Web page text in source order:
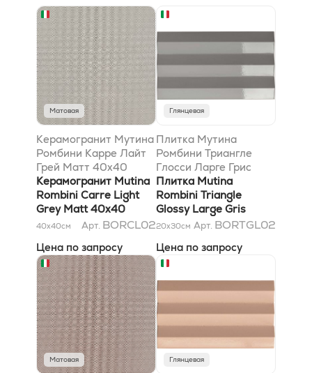
Матовая
Керамогранит Мутина
Ромбини Карре Лайт
Грей Матт 40x40
Керамогранит Mutina
Rombini Carre Light
Grey Matt 40x40
40x40см Арт. BORCL02
Цена по запросу
Глянцевая
Плитка Мутина
Ромбини Триангле
Глосси Ларге Грис
18,6X31,5
Плитка Mutina
Rombini Triangle
Glossy Large Gris
18,6X31,5
20x30см Арт. BORTGL02
Цена по запросу
Матовая Глянцевая